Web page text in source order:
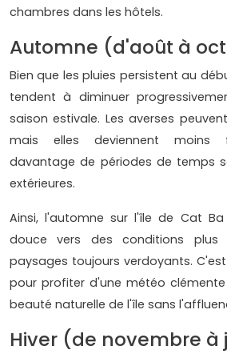
chambres dans les hôtels.
Automne (d'août à
Bien que les pluies persistent au
tendent à diminuer
saison estivale. Les averses
mais elles deviennent moins
davantage de périodes de temps
extérieures.
Ainsi, l'automne sur l'île de Cat
douce vers des conditions plus
paysages toujours verdoyants.
pour profiter d'une météo
beauté naturelle de l'île sans
Hiver (de novembre à